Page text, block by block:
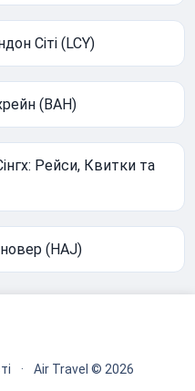
Сіті (LCY)
(BAH)
Рейси, Квитки та
(HAJ)
· Air Travel © 2026